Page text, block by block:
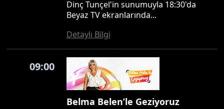
Dinç Tunçel'in sunumuyla 18:30'da
Beyaz TV ekranlarında...
Detaylı Bilgi
09:00
Belma Belen’le Geziyoruz